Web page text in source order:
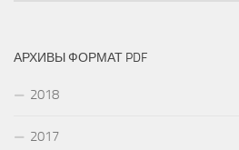
АРХИВЫ ФОРМАТ PDF
2018
2017